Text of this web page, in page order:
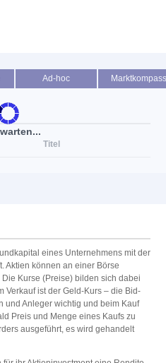
Ad-hoc Marktkompass
Titel
eines Unternehmens mit der
Aktien können an einer Börse
Kurse (Preise) bilden sich dabei
Verkauf ist der Geld-Kurs – die Bid-
und Anleger wichtig und beim Kauf
Preis und Menge eines Kaufs zu
ausgeführt, es wird gehandelt